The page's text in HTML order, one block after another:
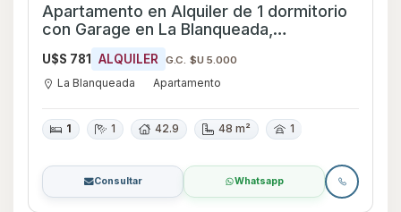
Apartamento en Alquiler de 1 dormitorio
con Garage en La Blanqueada,
Montevideo
U$S 781 ALQUILER G.C. $U 5.000
La Blanqueada Apartamento
1 1 42.9 48 m² 1
Consultar Whatsapp